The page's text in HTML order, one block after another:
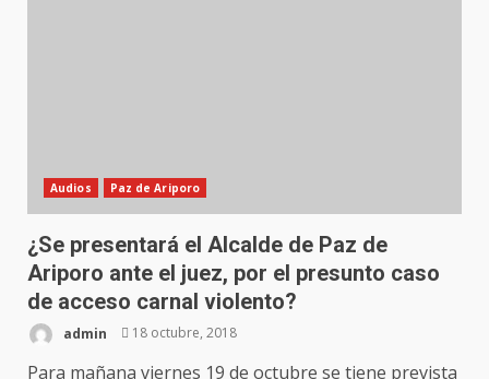
Audios Paz de Ariporo
¿Se presentará el Alcalde de Paz de
Ariporo ante el juez, por el presunto caso
de acceso carnal violento?
admin 18 octubre, 2018
Para mañana viernes 19 de octubre se tiene prevista